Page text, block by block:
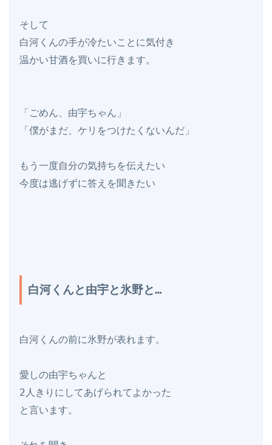
そして
白河くんの手が冷たいことに気付き
温かい甘酒を買いに行きます。
「ごめん、由宇ちゃん」
「僕がまだ、ケリをつけたくないんだ」
もう一度自分の気持ちを伝えたい
今度は逃げずに答えを聞きたい
白河くんと由宇と氷野と…
白河くんの前に氷野が表れます。
愛しの由宇ちゃんと
2人きりにしてあげられてよかった
と言います。